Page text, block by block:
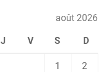
août 2026
J V S D
1 2